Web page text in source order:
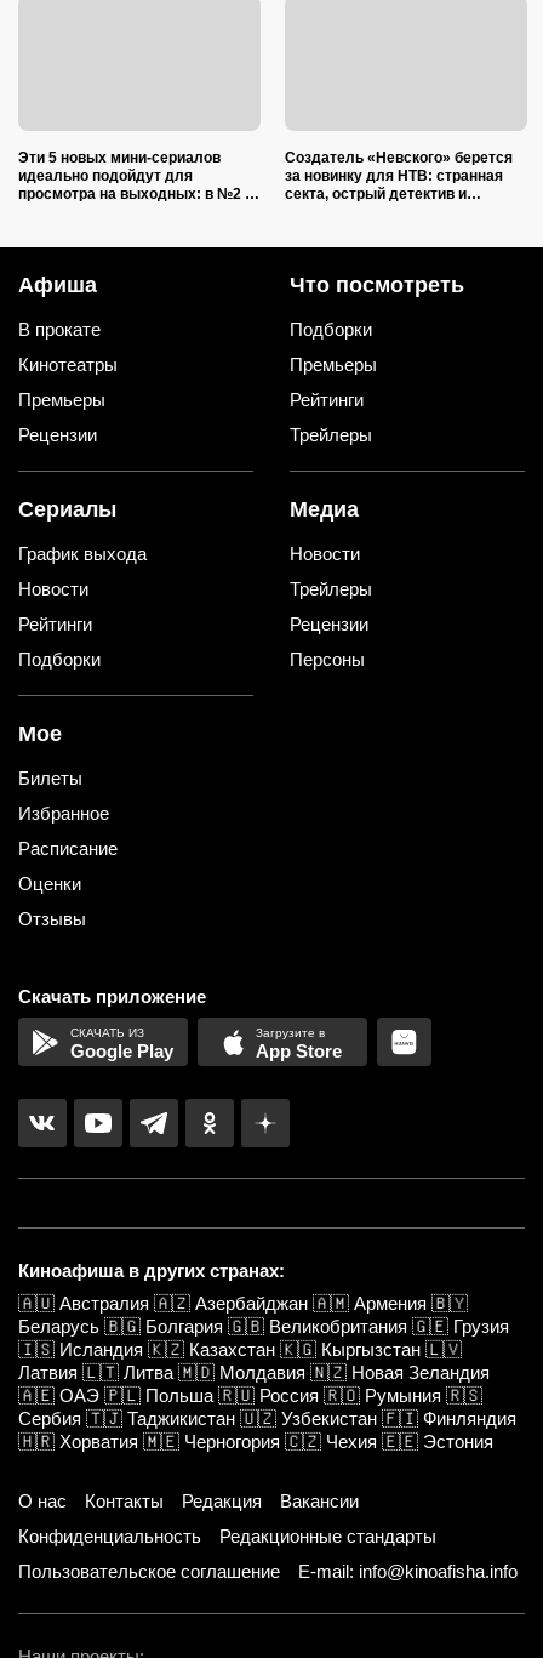
Эти 5 новых мини-сериалов
идеально подойдут для
просмотра на выходных: в №2 —
Создатель «Невского» берется
за новинку для НТВ: странная
секта, острый детектив и
Афиша
В прокате
Кинотеатры
Премьеры
Рецензии
Что посмотреть
Подборки
Премьеры
Рейтинги
Трейлеры
Сериалы
График выхода
Новости
Рейтинги
Подборки
Медиа
Новости
Трейлеры
Рецензии
Персоны
Мое
Билеты
Избранное
Расписание
Оценки
Отзывы
Скачать приложение
Google Play App Store
Киноафиша в других странах:
🇦🇺 Австралия 🇦🇿 Азербайджан 🇦🇲 Армения 🇧🇾
Беларусь 🇧🇬 Болгария 🇬🇧 Великобритания 🇬🇪 Грузия
🇮🇸 Исландия 🇰🇿 Казахстан 🇰🇬 Кыргызстан 🇱🇻
Латвия 🇱🇹 Литва 🇲🇩 Молдавия 🇳🇿 Новая Зеландия
🇦🇪 ОАЭ 🇵🇱 Польша 🇷🇺 Россия 🇷🇴 Румыния 🇷🇸
Сербия 🇹🇯 Таджикистан 🇺🇿 Узбекистан 🇫🇮 Финляндия
🇭🇷 Хорватия 🇲🇪 Черногория 🇨🇿 Чехия 🇪🇪 Эстония
О нас Контакты Редакция
Вакансии
Конфиденциальность
Редакционные стандарты
Пользовательское соглашение
E-mail: info@kinoafisha.info